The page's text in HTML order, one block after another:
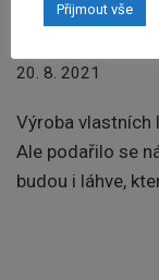
“Picí” Rum
20. 8. 2021
Výroba vlastních
Ale podařilo se
budou i láhve,
Přijmout vše